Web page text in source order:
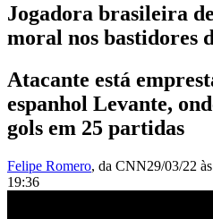
Jogadora brasileira
moral nos bastidores
Atacante está
espanhol Levante,
gols em 25 partidas
Felipe Romero, da CNN29/03/22
19:36